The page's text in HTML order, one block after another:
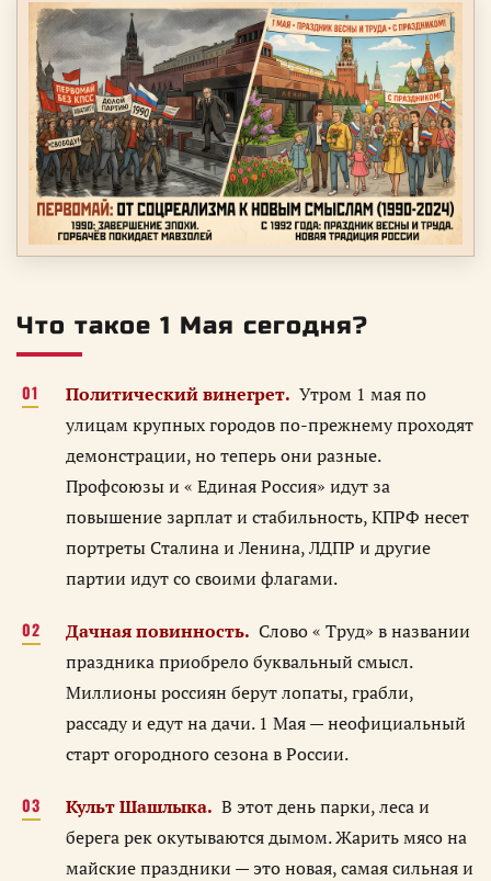
Что такое 1 Мая сегодня?
Политический винегрет. Утром 1 мая по
улицам крупных городов по-прежнему проходят
демонстрации, но теперь они разные.
Профсоюзы и « Единая Россия» идут за
повышение зарплат и стабильность, КПРФ несет
портреты Сталина и Ленина, ЛДПР и другие
партии идут со своими флагами.
Дачная повинность. Слово « Труд» в названии
праздника приобрело буквальный смысл.
Миллионы россиян берут лопаты, грабли,
рассаду и едут на дачи. 1 Мая — неофициальный
старт огородного сезона в России.
Культ Шашлыка. В этот день парки, леса и
берега рек окутываются дымом. Жарить мясо на
майские праздники — это новая, самая сильная и